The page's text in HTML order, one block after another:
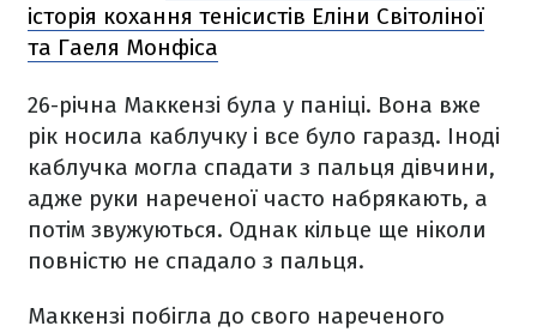
історія кохання тенісистів Еліни Світоліної
та Гаеля Монфіса
26-річна Маккензі була у паніці. Вона вже
рік носила каблучку і все було гаразд. Іноді
каблучка могла спадати з пальця дівчини,
адже руки нареченої часто набрякають, а
потім звужуються. Однак кільце ще ніколи
повністю не спадало з пальця.
Маккензі побігла до свого нареченого